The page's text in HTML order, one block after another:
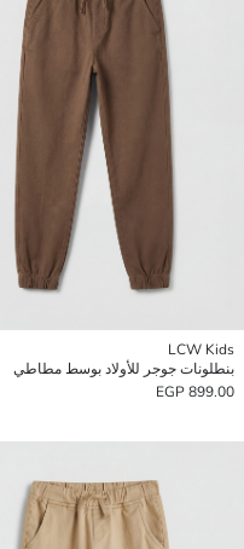
LCW Kids
بنطلونات جوجر للأولاد بوسط مطاطي
899.00 EGP